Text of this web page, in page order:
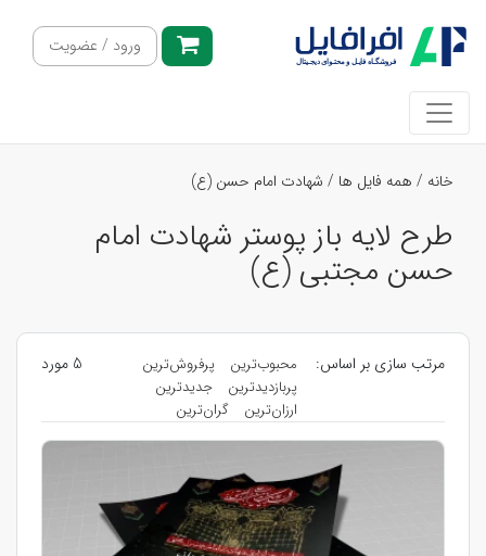
ورود / عضویت
خانه / همه فایل ها / شهادت امام حسن (ع)
طرح لایه باز پوستر شهادت امام
حسن مجتبی (ع)
مرتب سازی بر اساس: محبوب‌ترین
پرفروش‌ترین
پربازدیدترین
جدیدترین
ارزان‌ترین
گران‌ترین
5 مورد